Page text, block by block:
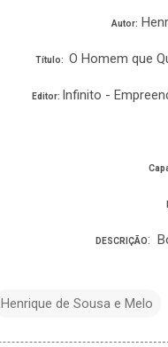
Autor:
Título: O Homem que
Editor: Infinito -
DESCRIÇÃO:
Henrique de Sousa e Melo